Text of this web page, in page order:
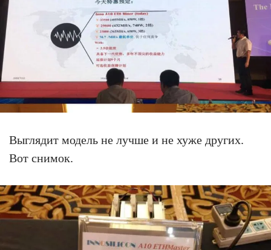
Выглядит модель не лучше и не хуже других.
Вот снимок.